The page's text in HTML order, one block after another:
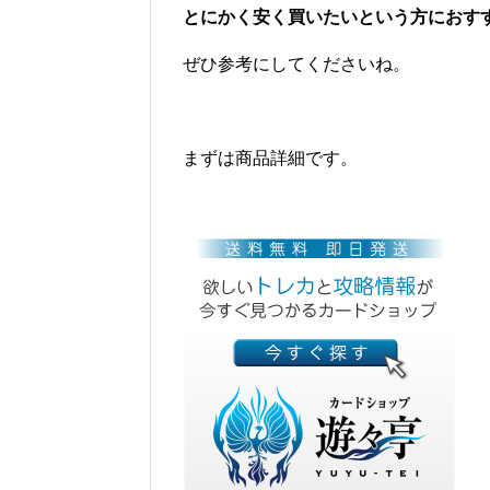
とにかく安く買いたいという方におす
ぜひ参考にしてくださいね。
まずは商品詳細です。